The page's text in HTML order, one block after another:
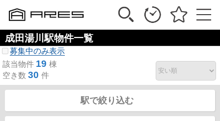
成田湯川駅物件一覧
募集中のみ表示
該当物件 19 棟
空き数 30 件
駅で絞り込む